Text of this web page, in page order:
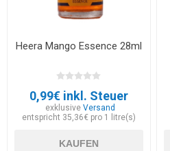
Heera Mango Essence 28ml
0,99€ inkl. Steuer
exklusiveVersand
entspricht 35,36€ pro 1 litre(s)
KAUFEN